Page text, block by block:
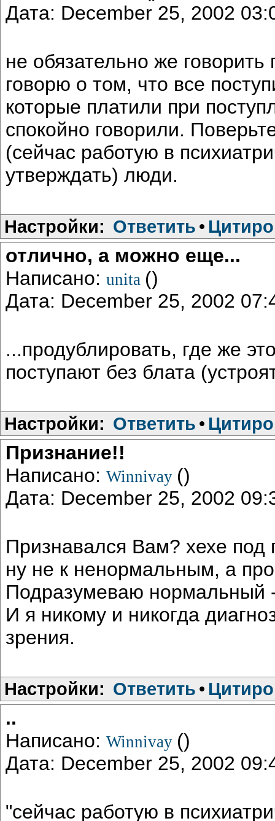
Дата: December 25, 2002
не обязательно же
говорю о том, что все
которые платили при
спокойно говорили.
(сейчас работую в
утверждать) люди.
Настройки: Ответить •
отлично, а можно еще...
Написано: unita ()
Дата: December 25, 2002
...продублировать, где же
поступают без блата
Настройки: Ответить •
Признание!!
Написано: Winnivay ()
Дата: December 25, 2002
Признавался Вам? хехе под
ну не к ненормальным, а
Подразумеваю нормальный
И я никому и никогда
зрения.
Настройки: Ответить •
..
Написано: Winnivay ()
Дата: December 25, 2002
"сейчас работую в